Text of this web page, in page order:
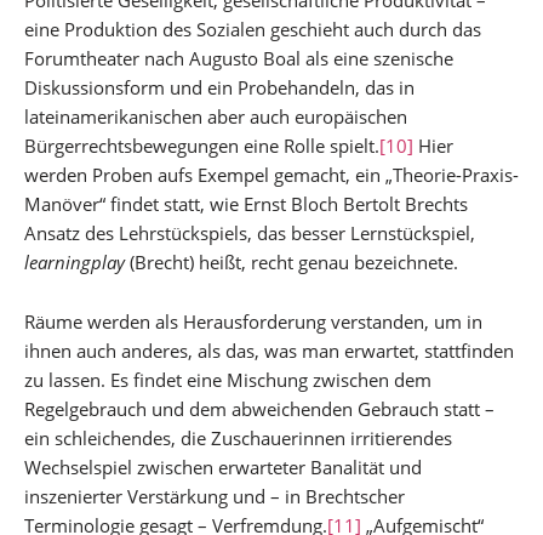
eine Produktion des Sozialen geschieht auch durch das
Forumtheater nach Augusto Boal als eine szenische
Diskussionsform und ein Probehandeln, das in
lateinamerikanischen aber auch europäischen
Bürgerrechtsbewegungen eine Rolle spielt.[10] Hier
werden Proben aufs Exempel gemacht, ein „Theorie-Praxis-
Manöver“ findet statt, wie Ernst Bloch Bertolt Brechts
Ansatz des Lehrstückspiels, das besser Lernstückspiel,
learningplay(Brecht) heißt, recht genau bezeichnete.
Räume werden als Herausforderung verstanden, um in
ihnen auch anderes, als das, was man erwartet, stattfinden
zu lassen. Es findet eine Mischung zwischen dem
Regelgebrauch und dem abweichenden Gebrauch statt –
ein schleichendes, die Zuschauerinnen irritierendes
Wechselspiel zwischen erwarteter Banalität und
inszenierter Verstärkung und – in Brechtscher
Terminologie gesagt – Verfremdung.[11] „Aufgemischt“